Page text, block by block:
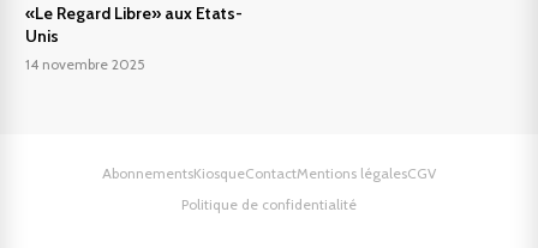
«Le Regard Libre» aux Etats-
Unis
14 novembre 2025
AbonnementsKiosqueContactMentions légalesCGV
Politique de confidentialité